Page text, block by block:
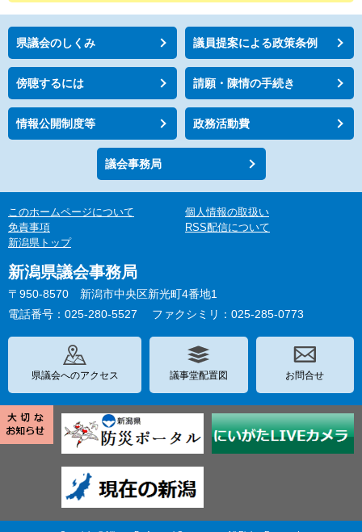
県議会のしくみ 議員提案による政策条例
傍聴するには 請願・陳情の手続き
情報公開制度等 政務活動費
議会事務局
このホームページについて
個人情報の取扱い
免責事項
RSS配信について
新潟県トップ
新潟県議会事務局
〒950-8570 新潟市中央区新光町4番地1
電話番号：025-280-5527
ファクシミリ：025-285-0773
県議会へのアクセス 議事堂配置図 お問合せ